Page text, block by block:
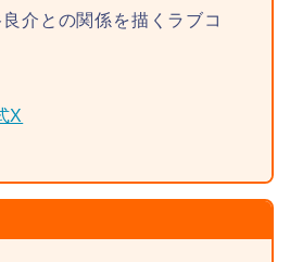
介との関係を描くラブコ
X